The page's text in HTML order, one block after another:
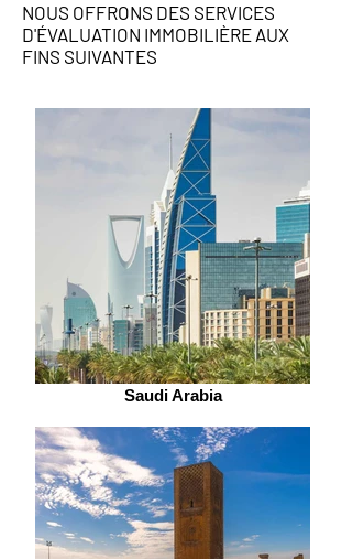
NOUS OFFRONS DES SERVICES
D'ÉVALUATION IMMOBILIÈRE AUX
FINS SUIVANTES
Saudi Arabia